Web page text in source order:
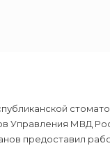
Управления МВД
предоставил